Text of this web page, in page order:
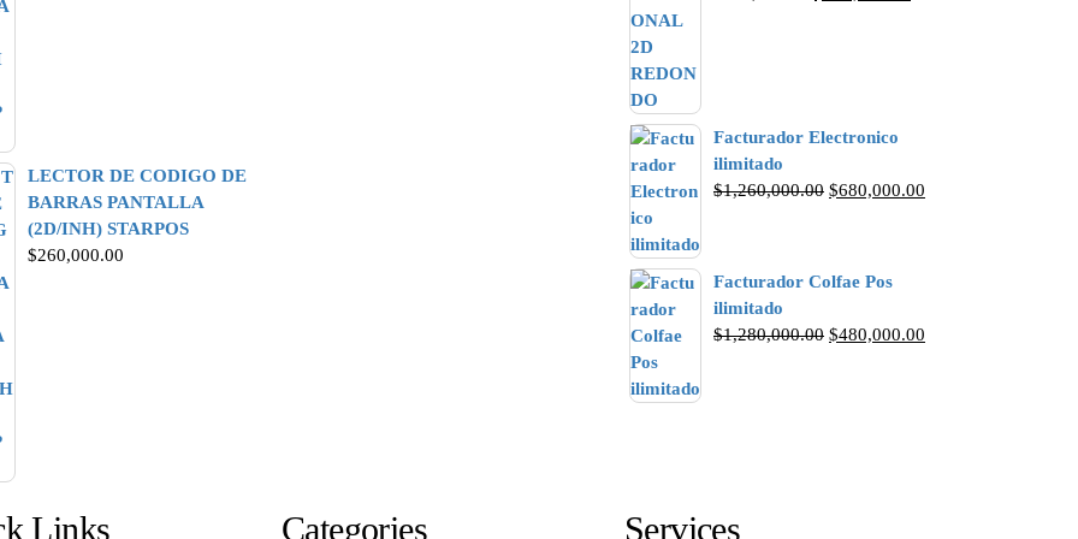
LECTOR DE CODIGO DE
BARRAS PANTALLA
(2D/INH) STARPOS
$260,000.00
Facturador Electronico
ilimitado
$1,260,000.00 $680,000.00
Facturador Colfae Pos
ilimitado
$1,280,000.00 $480,000.00
Links Categories Services